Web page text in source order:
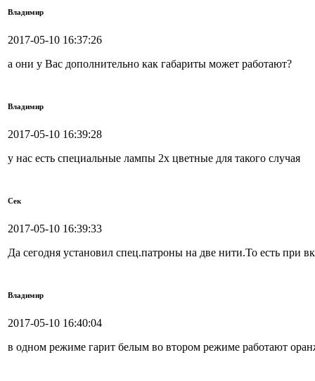
Владимир
2017-05-10 16:37:26
а они у Вас дополнительно как габариты может работают?
Владимир
2017-05-10 16:39:28
у нас есть специальные лампы 2х цветные для такого случая
Сек
2017-05-10 16:39:33
Да сегодня установил спец.патроны на две нити.То есть при
Владимир
2017-05-10 16:40:04
в одном режиме гарит белым во втором режиме работают